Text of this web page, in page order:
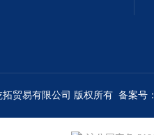
贸易有限公司 版权所有 备案号：